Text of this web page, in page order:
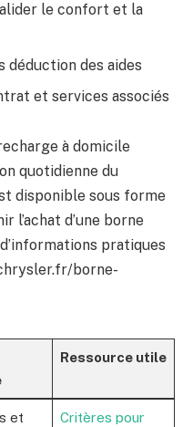
le confort et la
des aides
et services associés
à domicile
quotidienne du
disponible sous forme
l’achat d’une borne
pratiques
borne-
Ressource utile
et
Critères pour